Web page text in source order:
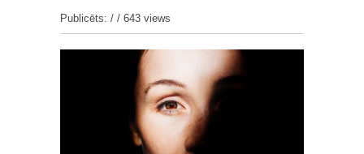
Publicēts: / / 643 views